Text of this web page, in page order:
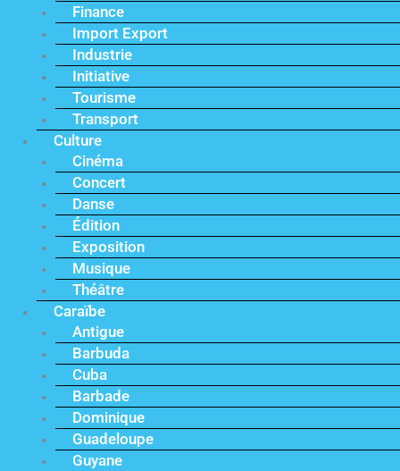
Finance
Import Export
Industrie
Initiative
Tourisme
Transport
Culture
Cinéma
Concert
Danse
Édition
Exposition
Musique
Théâtre
Caraïbe
Antigue
Barbuda
Cuba
Barbade
Dominique
Guadeloupe
Guyane